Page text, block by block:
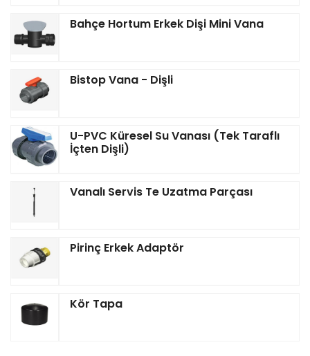
Bahçe Hortum Erkek Dişi Mini Vana
Bistop Vana - Dişli
U-PVC Küresel Su Vanası (Tek Taraflı
İçten Dişli)
Vanalı Servis Te Uzatma Parçası
Pirinç Erkek Adaptör
Kör Tapa